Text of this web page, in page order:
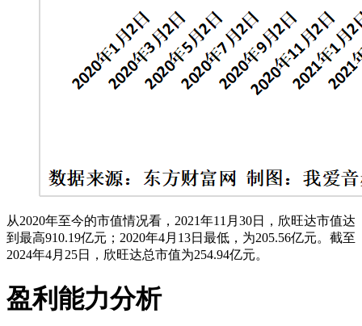
从2020年至今的市值情况看，2021年11月30日，欣旺达市值达
到最高910.19亿元；2020年4月13日最低，为205.56亿元。截至
2024年4月25日，欣旺达总市值为254.94亿元。
盈利能力分析